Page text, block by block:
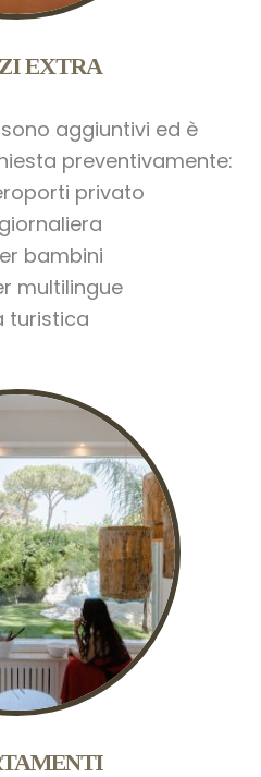
EXTRA
aggiuntivi ed è
preventivamente:
privato
bambini
multilingue
turistica